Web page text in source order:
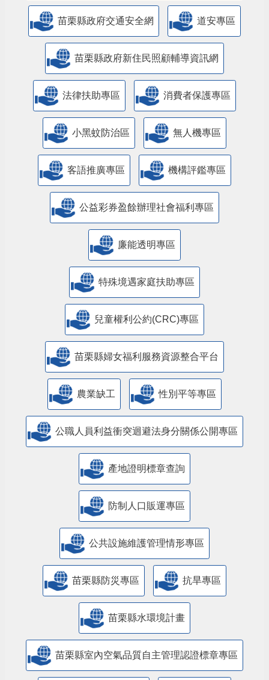
苗栗縣政府交通安全網 道安專區
苗栗縣政府新住民照顧輔導資訊網
法律扶助專區 消費者保護專區
小黑蚊防治區 無人機專區
客語推廣專區 機構評鑑專區
公益彩券盈餘辦理社會福利專區
廉能透明專區
特殊境遇家庭扶助專區
兒童權利公約(CRC)專區
苗栗縣婦女福利服務資源整合平台
農業缺工 性別平等專區
公職人員利益衝突迴避法身分關係公開專區
產地證明標章查詢
防制人口販運專區
​公共設施維護管理情形專區
苗栗縣防災專區 抗旱專區
苗栗縣水環境計畫
苗栗縣室內空氣品質自主管理認證標章專區